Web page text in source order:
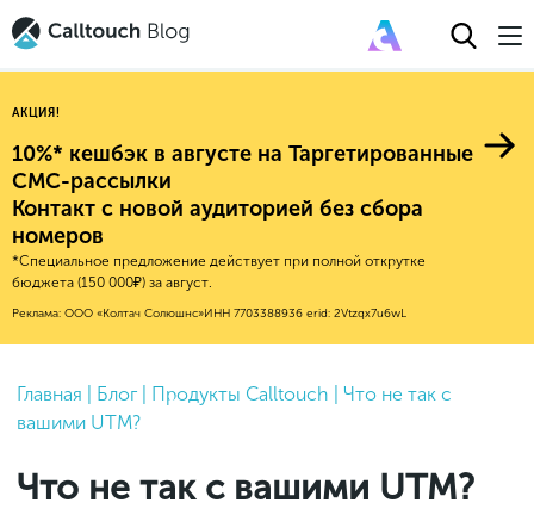
Авторитейл
Финансы
Е-коммерс
Недвижимость
HoReCa
Бьюти
2025
2024
2022
2021
2020
Новые продукты
Эксплейнеры
Обновления продуктов Calltouch
Обучение работы с инструментами
Calltouch
Индекс здоровья российского
Mental Health
Привлечение
Конверсия
Аналитика
Callday
АКЦИЯ!
10%* кешбэк в августе на Таргетированные
СМС-рассылки
Контакт с новой аудиторией без сбора
номеров
*Специальное предложение действует при полной открутке
бюджета (150 000₽) за август.
Реклама: ООО «Колтач Солюшнс»ИНН 7703388936 erid: 2Vtzqx7u6wL
Главная Блог Продукты Calltouch
Что не так с
вашими UTM?
Что не так с вашими UTM?